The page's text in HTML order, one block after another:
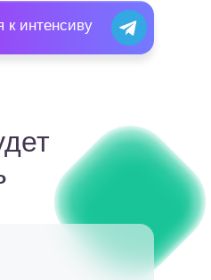
к интенсиву